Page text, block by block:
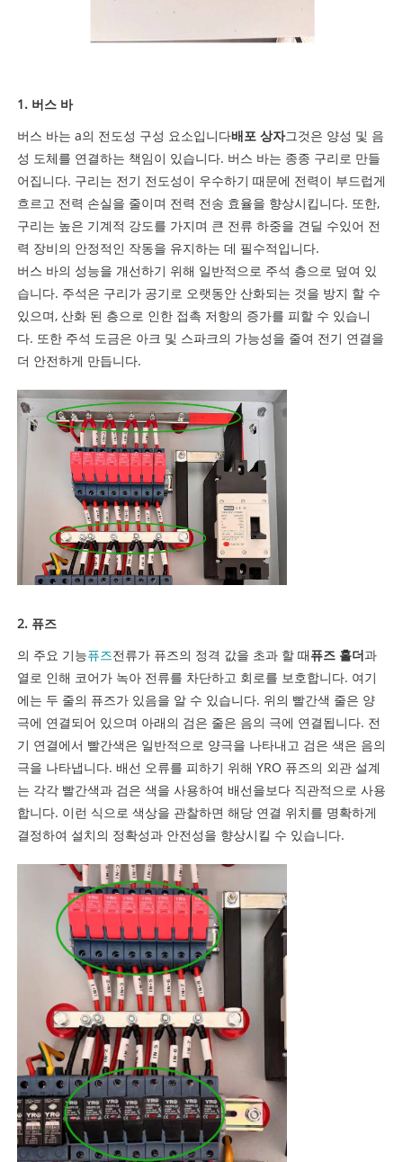
1. 버스 바
버스 바는 a의 전도성 구성 요소입니다배포 상자그것은 양성 및 음
성 도체를 연결하는 책임이 있습니다. 버스 바는 종종 구리로 만들
어집니다. 구리는 전기 전도성이 우수하기 때문에 전력이 부드럽게
흐르고 전력 손실을 줄이며 전력 전송 효율을 향상시킵니다. 또한,
구리는 높은 기계적 강도를 가지며 큰 전류 하중을 견딜 수있어 전
력 장비의 안정적인 작동을 유지하는 데 필수적입니다.
버스 바의 성능을 개선하기 위해 일반적으로 주석 층으로 덮여 있
습니다. 주석은 구리가 공기로 오랫동안 산화되는 것을 방지 할 수
있으며, 산화 된 층으로 인한 접촉 저항의 증가를 피할 수 있습니
다. 또한 주석 도금은 아크 및 스파크의 가능성을 줄여 전기 연결을
더 안전하게 만듭니다.
2. 퓨즈
의 주요 기능퓨즈전류가 퓨즈의 정격 값을 초과 할 때퓨즈 홀더과
열로 인해 코어가 녹아 전류를 차단하고 회로를 보호합니다. 여기
에는 두 줄의 퓨즈가 있음을 알 수 있습니다. 위의 빨간색 줄은 양
극에 연결되어 있으며 아래의 검은 줄은 음의 극에 연결됩니다. 전
기 연결에서 빨간색은 일반적으로 양극을 나타내고 검은 색은 음의
극을 나타냅니다. 배선 오류를 피하기 위해 YRO 퓨즈의 외관 설계
는 각각 빨간색과 검은 색을 사용하여 배선을보다 직관적으로 사용
합니다. 이런 식으로 색상을 관찰하면 해당 연결 위치를 명확하게
결정하여 설치의 정확성과 안전성을 향상시킬 수 있습니다.